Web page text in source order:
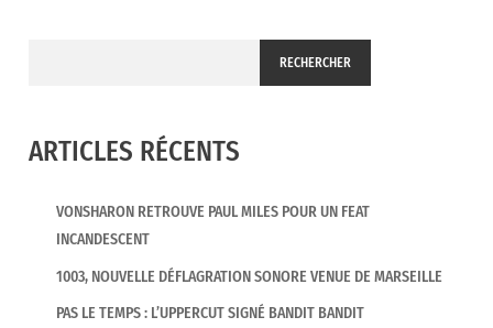
RECHERCHER
ARTICLES RÉCENTS
VONSHARON RETROUVE PAUL MILES POUR UN FEAT
INCANDESCENT
1003, NOUVELLE DÉFLAGRATION SONORE VENUE DE MARSEILLE
PAS LE TEMPS : L’UPPERCUT SIGNÉ BANDIT BANDIT